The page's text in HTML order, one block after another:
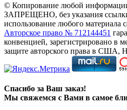
© Копирование любой
ЗАПРЕЩЕНО, без указания
использование любого материала
Авторское право № 712144451
конвенцией, зарегистрировано в
защите авторского права в США,
Спасибо за Ваш заказ!
Мы свяжемся с Вами в самое